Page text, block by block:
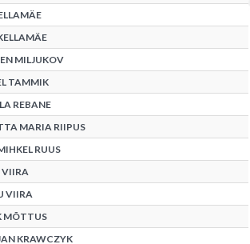
MILJUKOV
TAMMIK
REBANE
MARIA RIIPUS
RUUS
VIIRA
VIIRA
MÕTTUS
KRAWCZYK